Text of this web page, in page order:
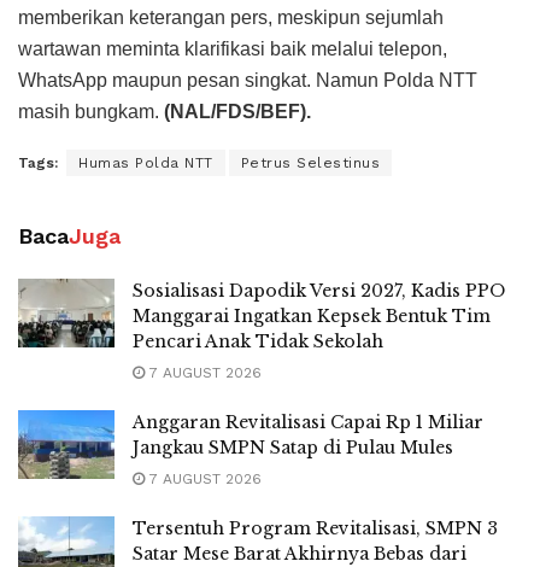
memberikan keterangan pers, meskipun sejumlah
wartawan meminta klarifikasi baik melalui telepon,
WhatsApp maupun pesan singkat. Namun Polda NTT
masih bungkam. (NAL/FDS/BEF).
Tags: Humas Polda NTT Petrus Selestinus
BacaJuga
Sosialisasi Dapodik Versi 2027, Kadis PPO
Manggarai Ingatkan Kepsek Bentuk Tim
Pencari Anak Tidak Sekolah
7 AUGUST 2026
Anggaran Revitalisasi Capai Rp 1 Miliar
Jangkau SMPN Satap di Pulau Mules
7 AUGUST 2026
Tersentuh Program Revitalisasi, SMPN 3
Satar Mese Barat Akhirnya Bebas dari